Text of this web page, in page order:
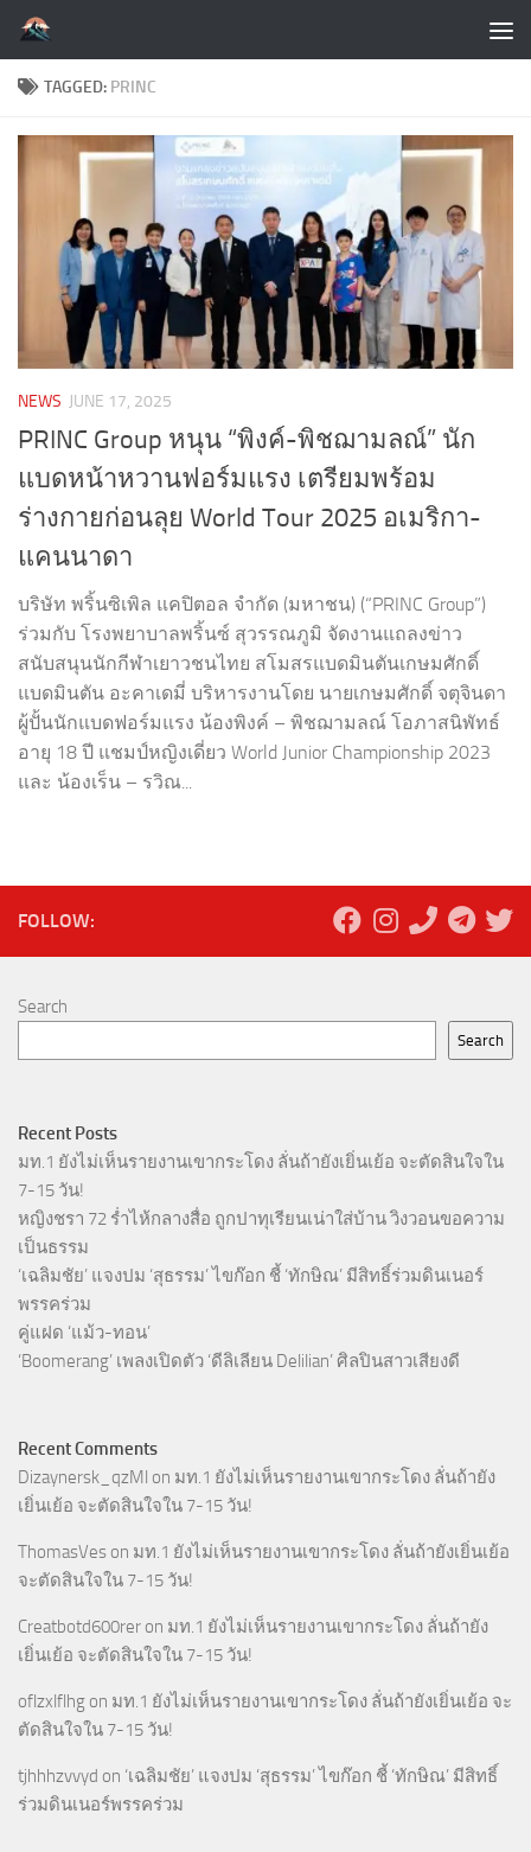
Skip to content
TAGGED: PRINC
NEWS JUNE 17, 2025
PRINC Group หนุน “พิงค์-พิชฌามลณ์” นัก
แบดหน้าหวานฟอร์มแรง เตรียมพร้อม
ร่างกายก่อนลุย World Tour 2025 อเมริกา-
แคนนาดา
บริษัท พริ้นซิเพิล แคปิตอล จำกัด (มหาชน) (“PRINC Group”)
ร่วมกับ โรงพยาบาลพริ้นซ์ สุวรรณภูมิ จัดงานแถลงข่าว
สนับสนุนนักกีฬาเยาวชนไทย สโมสรแบดมินตันเกษมศักดิ์
แบดมินตัน อะคาเดมี่ บริหารงานโดย นายเกษมศักดิ์ จตุจินดา
ผู้ปั้นนักแบดฟอร์มแรง น้องพิงค์ – พิชฌามลณ์ โอภาสนิพัทธ์
อายุ 18 ปี แชมป์หญิงเดี่ยว World Junior Championship 2023
และ น้องเร็น – รวิณ...
FOLLOW:
Search
Search
Recent Posts
มท.1 ยังไม่เห็นรายงานเขากระโดง ลั่นถ้ายังเยิ่นเย้อ จะตัดสินใจใน
7-15 วัน!
หญิงชรา 72 ร่ำไห้กลางสื่อ ถูกปาทุเรียนเน่าใส่บ้าน วิงวอนขอความ
เป็นธรรม
‘เฉลิมชัย’ แจงปม ‘สุธรรม’ ไขก๊อก ชี้ ‘ทักษิณ’ มีสิทธิ์ร่วมดินเนอร์
พรรคร่วม
คู่แฝด ‘แม้ว-ทอน’
‘Boomerang’ เพลงเปิดตัว ‘ดีลิเลียน Delilian’ ศิลปินสาวเสียงดี
Recent Comments
Dizaynersk_qzMl on มท.1 ยังไม่เห็นรายงานเขากระโดง ลั่นถ้ายัง
เยิ่นเย้อ จะตัดสินใจใน 7-15 วัน!
ThomasVes on มท.1 ยังไม่เห็นรายงานเขากระโดง ลั่นถ้ายังเยิ่นเย้อ
จะตัดสินใจใน 7-15 วัน!
Creatbotd600rer on มท.1 ยังไม่เห็นรายงานเขากระโดง ลั่นถ้ายัง
เยิ่นเย้อ จะตัดสินใจใน 7-15 วัน!
oflzxlflhg on มท.1 ยังไม่เห็นรายงานเขากระโดง ลั่นถ้ายังเยิ่นเย้อ จะ
ตัดสินใจใน 7-15 วัน!
tjhhhzvvyd on ‘เฉลิมชัย’ แจงปม ‘สุธรรม’ ไขก๊อก ชี้ ‘ทักษิณ’ มีสิทธิ์
ร่วมดินเนอร์พรรคร่วม